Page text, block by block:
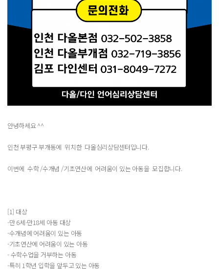
안녕하세요 ^^
인천 부평구 부개동에 위치한 다올심리상담센터입니다.
이번에 수학 /수개념 /기초연산에 어려움이 있는 아동을 모집합니다.
[1] 대상
-만 6세-만18세 아동 대상
-수개념에 어려움이 있는 아동
-기초연산에 어려움이 있는 아동
- 수학수업을 거부하는 아동
-특히 1학년 입학을 앞두고 있는 아동